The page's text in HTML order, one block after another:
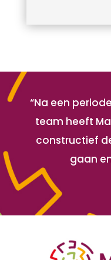
“Na een
team heeft
constructief
gaan